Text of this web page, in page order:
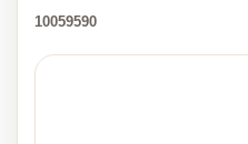
10059590